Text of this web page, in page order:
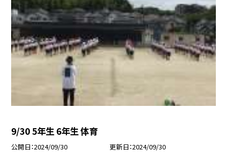
9/30 5年生 6年生 体育
公開日 2024/09/30 更新日 2024/09/30